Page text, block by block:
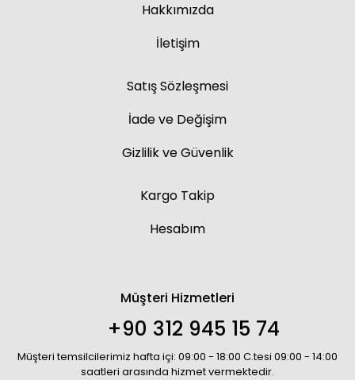
Hakkımızda
İletişim
Satış Sözleşmesi
İade ve Değişim
Gizlilik ve Güvenlik
Kargo Takip
Hesabım
Müşteri Hizmetleri
+90 312 945 15 74
Müşteri temsilcilerimiz hafta içi: 09:00 - 18:00 C.tesi 09:00 - 14:00
saatleri arasında hizmet vermektedir.